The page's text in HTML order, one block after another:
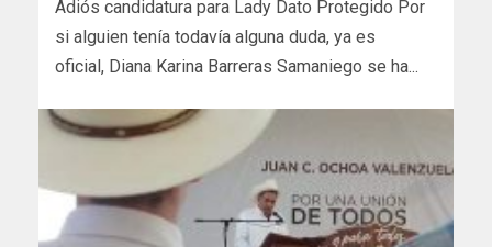
Adiós candidatura para Lady Dato Protegido Por
si alguien tenía todavía alguna duda, ya es
oficial, Diana Karina Barreras Samaniego se ha...